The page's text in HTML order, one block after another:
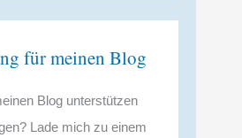
für meinen Blog
Blog unterstützen
Lade mich zu einem